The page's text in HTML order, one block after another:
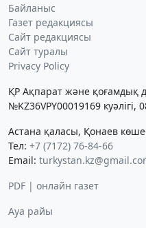
Байланыс
Газет редакциясы
Сайт редакциясы
Сайт туралы
Privacy Policy
ҚР Ақпарат және қоғамдық
№KZ36VPY00019169 куәлігі,
Астана қаласы, Қонаев
Тел: +7 (7172) 76-84-66
Email:
PDF | онлайн газет
Ауа райы